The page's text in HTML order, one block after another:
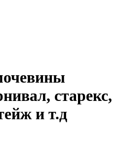
старекс,
и т.д